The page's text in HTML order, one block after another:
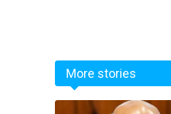
More stories